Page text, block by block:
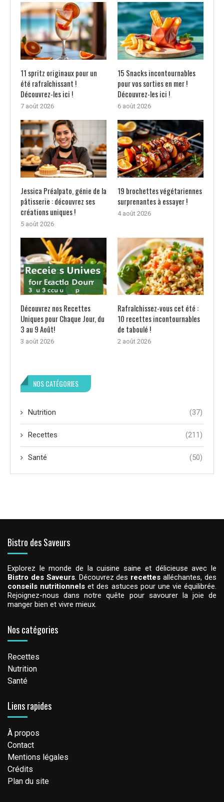
11 spritz originaux pour un
été rafraîchissant !
Découvrez-les ici !
7 août 2026
15 Snacks incontournables
pour vos sorties en mer !
Découvrez-les ici !
6 août 2026
Jessica Préalpato, génie de la
pâtisserie : découvrez ses
créations uniques !
5 août 2026
19 brochettes végétariennes
surprenantes à essayer !
4 août 2026
Découvrez nos Recettes
Uniques pour Chaque Jour, du
3 au 9 Août!
3 août 2026
Rafraîchissez-vous cet été :
10 recettes incontournables
de taboulé !
2 août 2026
NOS CATÉGORIES
Nutrition (37)
Recettes (211)
Santé (50)
Bistro des Saveurs
Explorez le monde de la cuisine saine et délicieuse avec le
Bistro des Saveurs. Découvrez des recettes alléchantes, des
conseils nutritionnels et des astuces pour une vie équilibrée.
Rejoignez-nous dans notre quête pour savourer la joie de
manger bien et vivre mieux.
Nos catégories
Recettes
Nutrition
Santé
Liens rapides
À propos
Contact
Mentions légales
Crédits
Plan du site